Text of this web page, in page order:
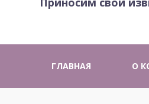
ГЛАВНАЯ О